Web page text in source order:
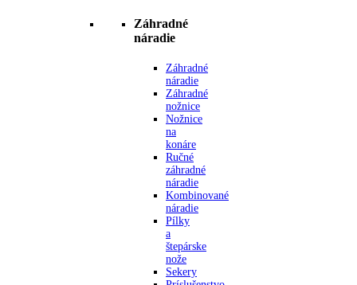
Záhradné
náradie
Záhradné
náradie
Záhradné
nožnice
Nožnice
na
konáre
Ručné
záhradné
náradie
Kombinované
náradie
Pílky
a
štepárske
nože
Sekery